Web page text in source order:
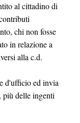
al cittadino di
chi non fosse
in relazione a
alla c.d.
d'ufficio ed invia
più delle ingenti